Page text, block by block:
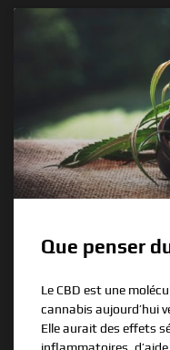
Que penser
Le CBD est une
cannabis aujourd’hui
Elle aurait des effets